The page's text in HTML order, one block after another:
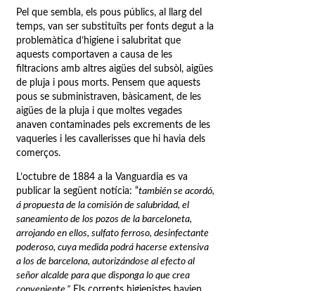
Pel que sembla, els pous públics, al llarg del
temps, van ser substituïts per fonts degut a la
problemàtica d’higiene i salubritat que
aquests comportaven a causa de les
filtracions amb altres aigües del subsòl, aigües
de pluja i pous morts. Pensem que aquests
pous se subministraven, bàsicament, de les
aigües de la pluja i que moltes vegades
anaven contaminades pels excrements de les
vaqueries i les cavallerisses que hi havia dels
comerços.
L’octubre de 1884 a la Vanguardia es va
publicar la següent notícia: “también se acordó,
á propuesta de la comisión de salubridad, el
saneamiento de los pozos de la barceloneta,
arrojando en ellos, sulfato ferroso, desinfectante
poderoso, cuya medida podrá hacerse extensiva
a los de barcelona, autorizándose al efecto al
señor alcalde para que disponga lo que crea